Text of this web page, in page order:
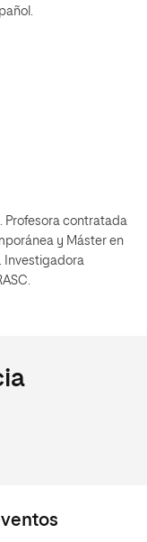
Profesora contratada
y Máster en
Investigadora